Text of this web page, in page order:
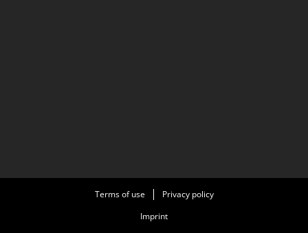
Terms of use
Privacy policy
Imprint